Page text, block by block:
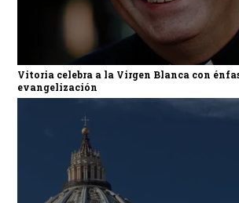
Vitoria celebra a la Virgen Blanca con
evangelización